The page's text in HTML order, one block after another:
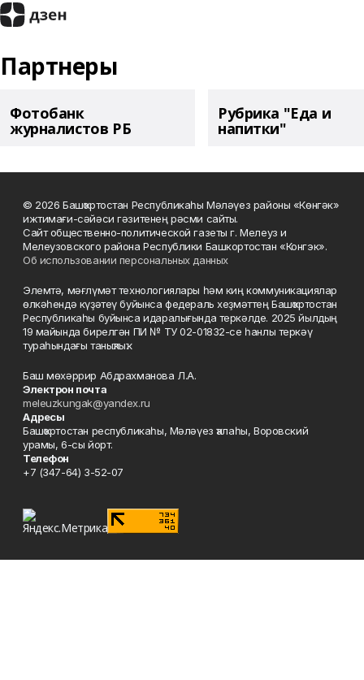
Партнеры
Фотобанк
журналистов РБ
Рубрика "Еда и
напитки"
© 2026 Башҡортостан Республикаһы Мәләүез районы «Көнгәк»
ижтимағи-сәйәси гәзитенең рәсми сайты.
Сайт общественно-политической газеты г. Мелеуз и
Мелеузовского района Республики Башкортостан «Конгэк».
Об использовании персональных данных
Элемтә, мәғлүмәт технологиялары һәм киң коммуникациялар
өлкәһендә күҙәтеү буйынса федераль хеҙмәттең Башҡортостан
Республикаһы буйынса идаралығында теркәлде. 2025 йылдың
19 майында бирелгән ПИ № ТУ 02-01832-се һанлы теркәү
тураһындағы таныҡлыҡ.
Баш мөхәррир Абдрахманова Л.А.
Электрон почта
meleuzkungak@yandex.ru
Адресы
Башҡортостан республикаһы, Мәләүез ҡалаһы, Воровский
урамы, 6-сы йорт.
Телефон
+7 (347-64) 3-52-07